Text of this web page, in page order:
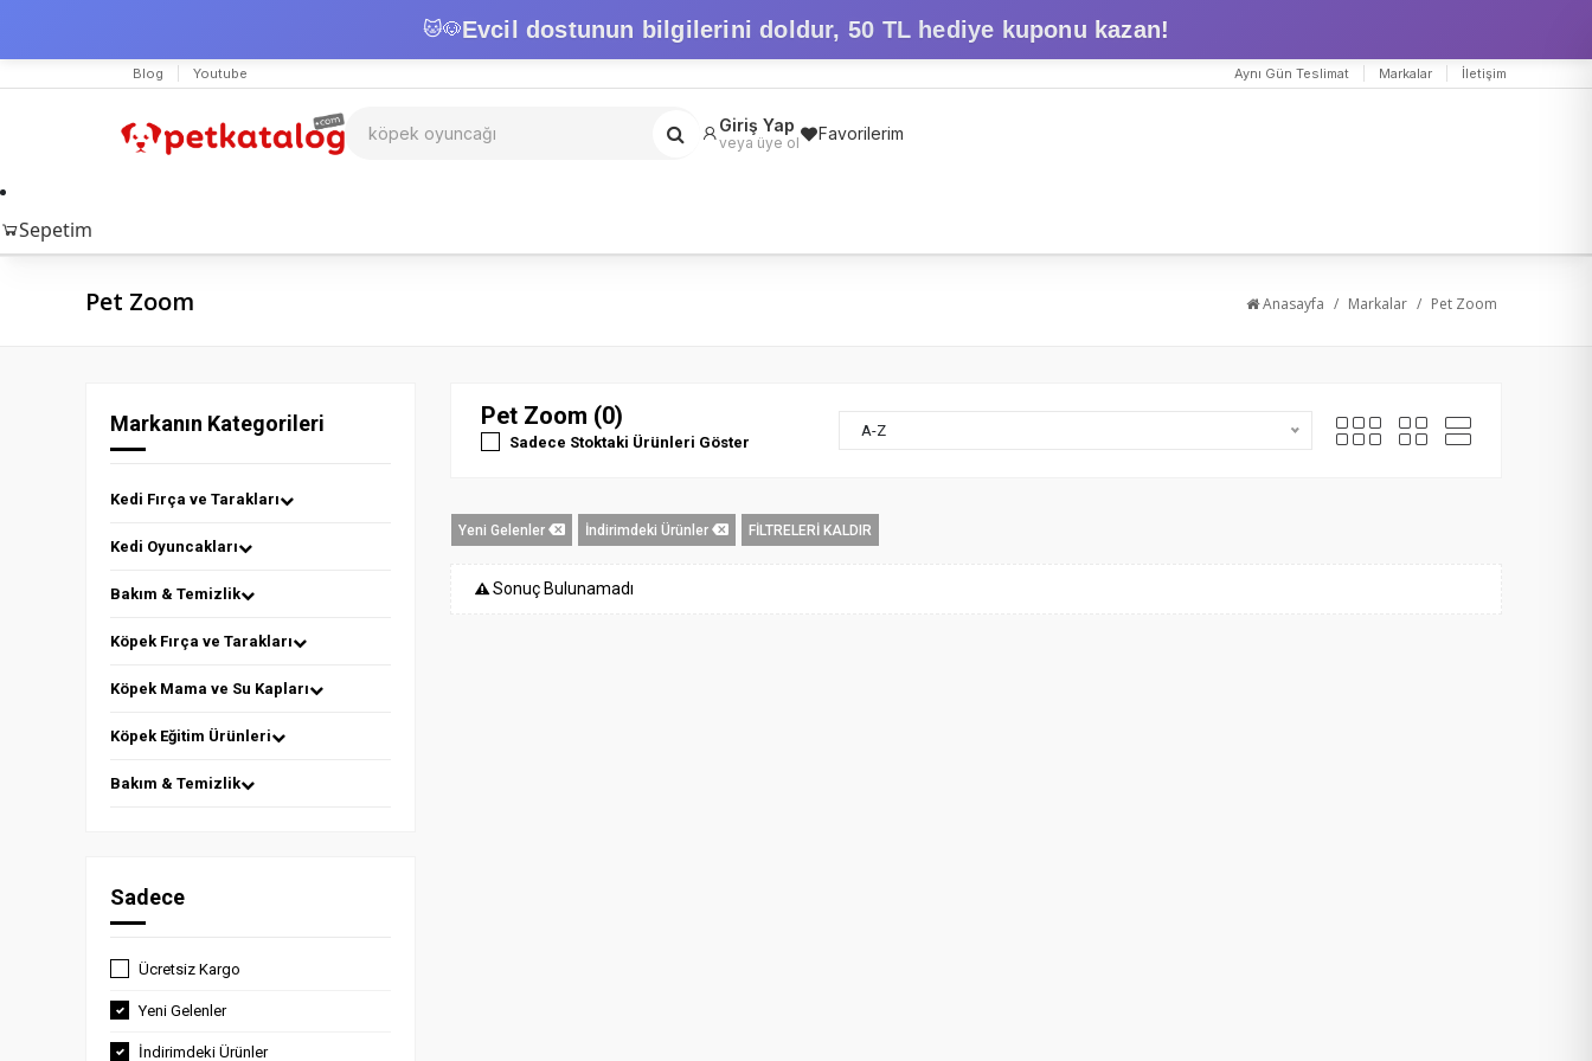
🐱🐶Evcil dostunun bilgilerini doldur, 50 TL hediye kuponu kazan!
Blog Youtube Aynı Gün Teslimat Markalar İletişim
Giriş Yap
veya üye ol Favorilerim
Sepetim
Pet Zoom Anasayfa / Markalar / Pet Zoom
Markanın Kategorileri
Kedi Fırça ve Tarakları
Kedi Oyuncakları
Bakım & Temizlik
Köpek Fırça ve Tarakları
Köpek Mama ve Su Kapları
Köpek Eğitim Ürünleri
Bakım & Temizlik
Sadece
Ücretsiz Kargo
Yeni Gelenler
İndirimdeki Ürünler
Pet Zoom (0)
Sadece Stoktaki Ürünleri Göster
A-Z
Yeni Gelenler İndirimdeki Ürünler FİLTRELERİ KALDIR
Sonuç Bulunamadı